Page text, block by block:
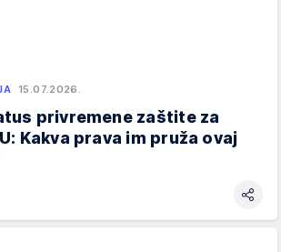
15.07.2026.
privremene zaštite za
Kakva prava im pruža ovaj